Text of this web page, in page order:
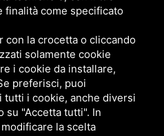
finalità come specificato
con la crocetta o cliccando
solamente cookie
i cookie da installare,
preferisci, puoi
i cookie, anche diversi
su "Accetta tutti". In
la scelta
Roveri 2
(Italy)
Mappa del sito
- P.Iva 02371101201